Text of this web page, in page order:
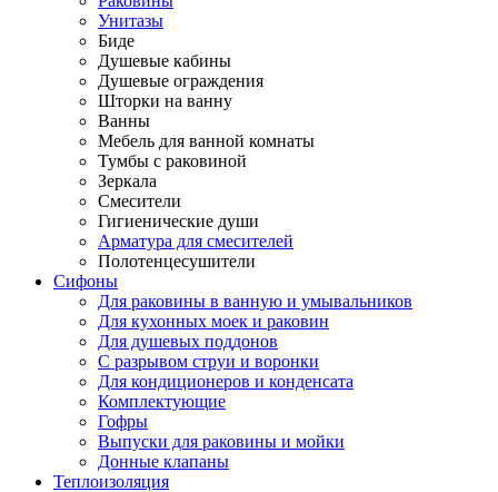
Унитазы
Биде
Душевые кабины
Душевые ограждения
Шторки на ванну
Ванны
Мебель для ванной комнаты
Тумбы с раковиной
Зеркала
Смесители
Гигиенические души
Арматура для смесителей
Полотенцесушители
Сифоны
Для раковины в ванную и умывальников
Для кухонных моек и раковин
Для душевых поддонов
С разрывом струи и воронки
Для кондиционеров и конденсата
Комплектующие
Гофры
Выпуски для раковины и мойки
Донные клапаны
Теплоизоляция